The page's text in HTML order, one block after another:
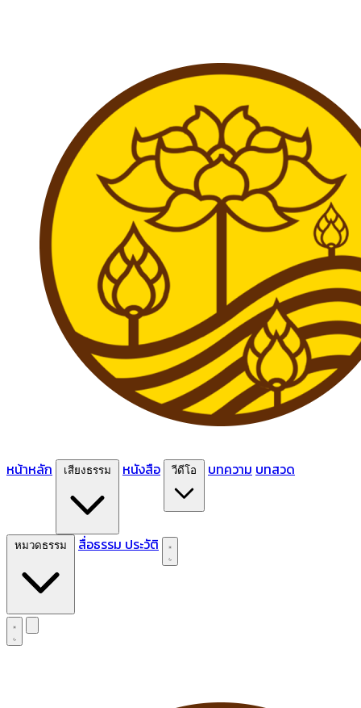
หน้าหลัก หนังสือ บทความ บทสวด
สื่อธรรม ประวัติ